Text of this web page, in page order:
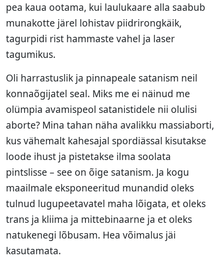
pea kaua ootama, kui laulukaare alla saabub
munakotte järel lohistav piidrirongkäik,
tagurpidi rist hammaste vahel ja laser
tagumikus.
Oli harrastuslik ja pinnapeale satanism neil
konnaõgijatel seal. Miks me ei näinud me
olümpia avamispeol satanistidele nii olulisi
aborte? Mina tahan näha avalikku massiaborti,
kus vähemalt kahesajal spordiässal kisutakse
loode ihust ja pistetakse ilma soolata
pintslisse – see on õige satanism. Ja kogu
maailmale eksponeeritud munandid oleks
tulnud lugupeetavatel maha lõigata, et oleks
trans ja kliima ja mittebinaarne ja et oleks
natukenegi lõbusam. Hea võimalus jäi
kasutamata.